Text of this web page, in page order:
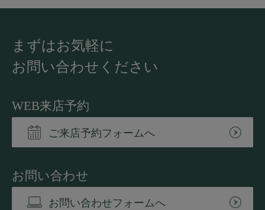
まずはお気軽に
お問い合わせください
WEB来店予約
ご来店予約フォームへ
お問い合わせ
お問い合わせフォームへ